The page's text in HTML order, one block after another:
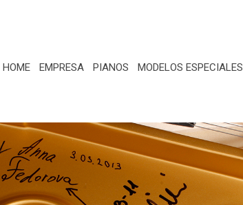
HOME EMPRESA PIANOS MODELOS ESPECIALES